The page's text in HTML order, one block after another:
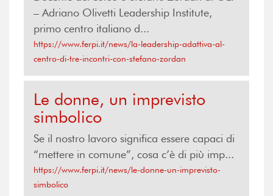
– Adriano Olivetti Leadership Institute,
primo centro italiano d...
https://www.ferpi.it/news/la-leadership-adattiva-al-
centro-di-tre-incontri-con-stefano-zordan
Le donne, un imprevisto
simbolico
Se il nostro lavoro significa essere capaci di
“mettere in comune”, cosa c’è di più imp...
https://www.ferpi.it/news/le-donne-un-imprevisto-
simbolico